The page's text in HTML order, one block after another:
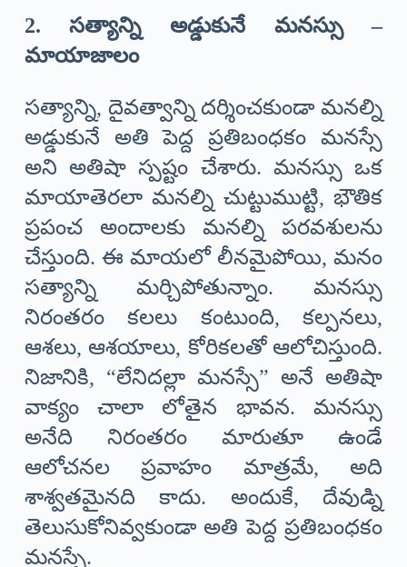
2. సత్యాన్ని అడ్డుకునే మనస్సు –
మాయాజాలం
సత్యాన్ని, దైవత్వాన్ని దర్శించకుండా మనల్ని
అడ్డుకునే అతి పెద్ద ప్రతిబంధకం మనస్సే
అని అతిషా స్పష్టం చేశారు. మనస్సు ఒక
మాయాతెరలా మనల్ని చుట్టుముట్టి, భౌతిక
ప్రపంచ అందాలకు మనల్ని పరవశులను
చేస్తుంది. ఈ మాయలో లీనమైపోయి, మనం
సత్యాన్ని మర్చిపోతున్నాం. మనస్సు
నిరంతరం కలలు కంటుంది, కల్పనలు,
ఆశలు, ఆశయాలు, కోరికలతో ఆలోచిస్తుంది.
నిజానికి, “లేనిదల్లా మనస్సే” అనే అతిషా
వాక్యం చాలా లోతైన భావన. మనస్సు
అనేది నిరంతరం మారుతూ ఉండే
ఆలోచనల ప్రవాహం మాత్రమే, అది
శాశ్వతమైనది కాదు. అందుకే, దేవుడ్ని
తెలుసుకోనివ్వకుండా అతి పెద్ద ప్రతిబంధకం
మనస్సే.